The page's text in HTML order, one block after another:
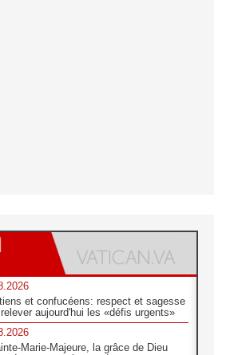
et confucéens: respect et sagesse
aujourd'hui les «défis urgents»
Marie-Majeure, la grâce de Dieu